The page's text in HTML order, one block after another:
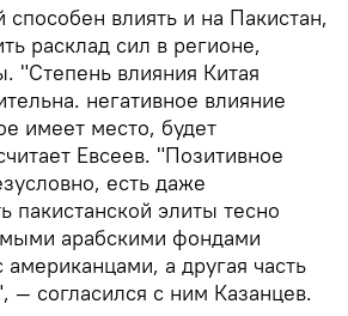
способен влиять и на Пакистан,
расклад сил в регионе,
"Степень влияния Китая
негативное влияние
имеет место, будет
Евсеев. "Позитивное
есть даже
пакистанской элиты тесно
арабскими фондами
а другая часть
— согласился с ним Казанцев.